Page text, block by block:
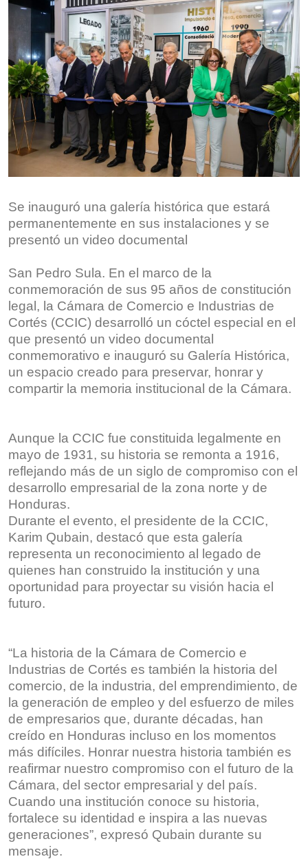
Se inauguró una galería histórica que estará
permanentemente en sus instalaciones y se
presentó un video documental
San Pedro Sula. En el marco de la
conmemoración de sus 95 años de constitución
legal, la Cámara de Comercio e Industrias de
Cortés (CCIC) desarrolló un cóctel especial en el
que presentó un video documental
conmemorativo e inauguró su Galería Histórica,
un espacio creado para preservar, honrar y
compartir la memoria institucional de la Cámara.
Aunque la CCIC fue constituida legalmente en
mayo de 1931, su historia se remonta a 1916,
reflejando más de un siglo de compromiso con el
desarrollo empresarial de la zona norte y de
Honduras.
Durante el evento, el presidente de la CCIC,
Karim Qubain, destacó que esta galería
representa un reconocimiento al legado de
quienes han construido la institución y una
oportunidad para proyectar su visión hacia el
futuro.
“La historia de la Cámara de Comercio e
Industrias de Cortés es también la historia del
comercio, de la industria, del emprendimiento, de
la generación de empleo y del esfuerzo de miles
de empresarios que, durante décadas, han
creído en Honduras incluso en los momentos
más difíciles. Honrar nuestra historia también es
reafirmar nuestro compromiso con el futuro de la
Cámara, del sector empresarial y del país.
Cuando una institución conoce su historia,
fortalece su identidad e inspira a las nuevas
generaciones”, expresó Qubain durante su
mensaje.